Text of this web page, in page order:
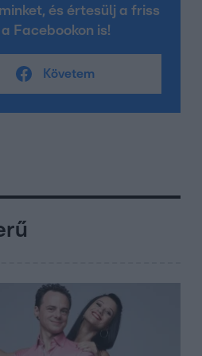
és értesülj a friss
Facebookon is!
Követem